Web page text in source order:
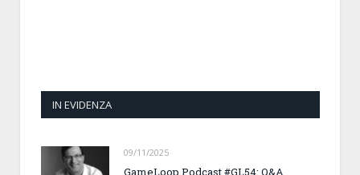
IN EVIDENZA
09/11/2025
GameLoop Podcast #GL54: Q&A